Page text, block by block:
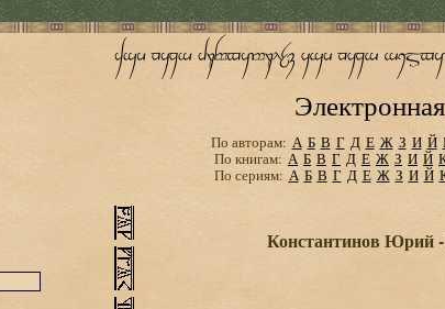
По авторам: А Б В Г Д Е Ж З И Й
По книгам: А Б В Г Д Е Ж З И Й
По сериям: А Б В Г Д Е Ж З И Й
Константинов Юрий -